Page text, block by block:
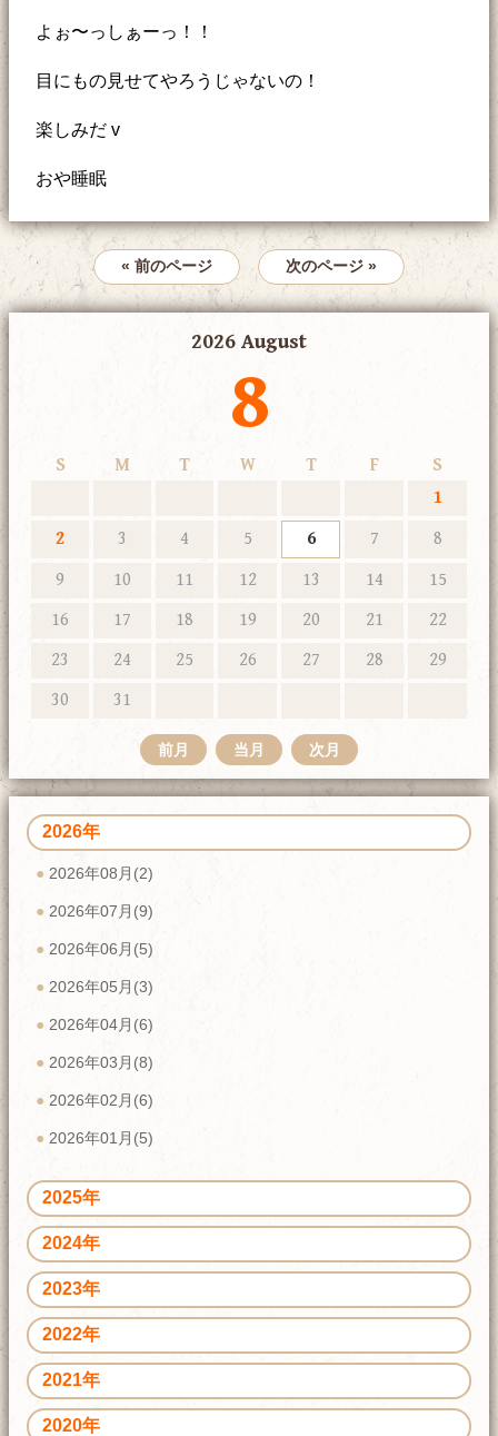
よぉ〜っしぁーっ！！
目にもの見せてやろうじゃないの！
楽しみだ v
おや睡眠
« 前のページ 次のページ »
2026 August
8
S M T W T F
S
1
2
3 4 5 6 7
8
9
10 11 12 13 14
15
16
17 18 19 20 21
22
23
24 25 26 27 28
29
30
31
前月 当月 次月
2026年
2026年08月(2)
2026年07月(9)
2026年06月(5)
2026年05月(3)
2026年04月(6)
2026年03月(8)
2026年02月(6)
2026年01月(5)
2025年
2024年
2023年
2022年
2021年
2020年